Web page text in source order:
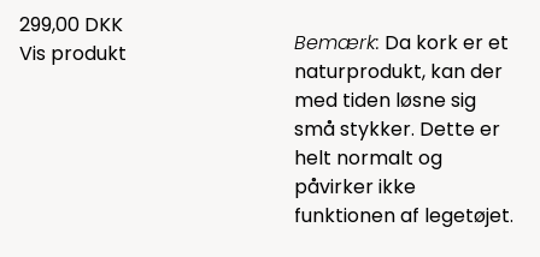
299,00 DKK
Vis produkt
Bemærk: Da kork er et
naturprodukt, kan der
med tiden løsne sig
små stykker. Dette er
helt normalt og
påvirker ikke
funktionen af legetøjet.